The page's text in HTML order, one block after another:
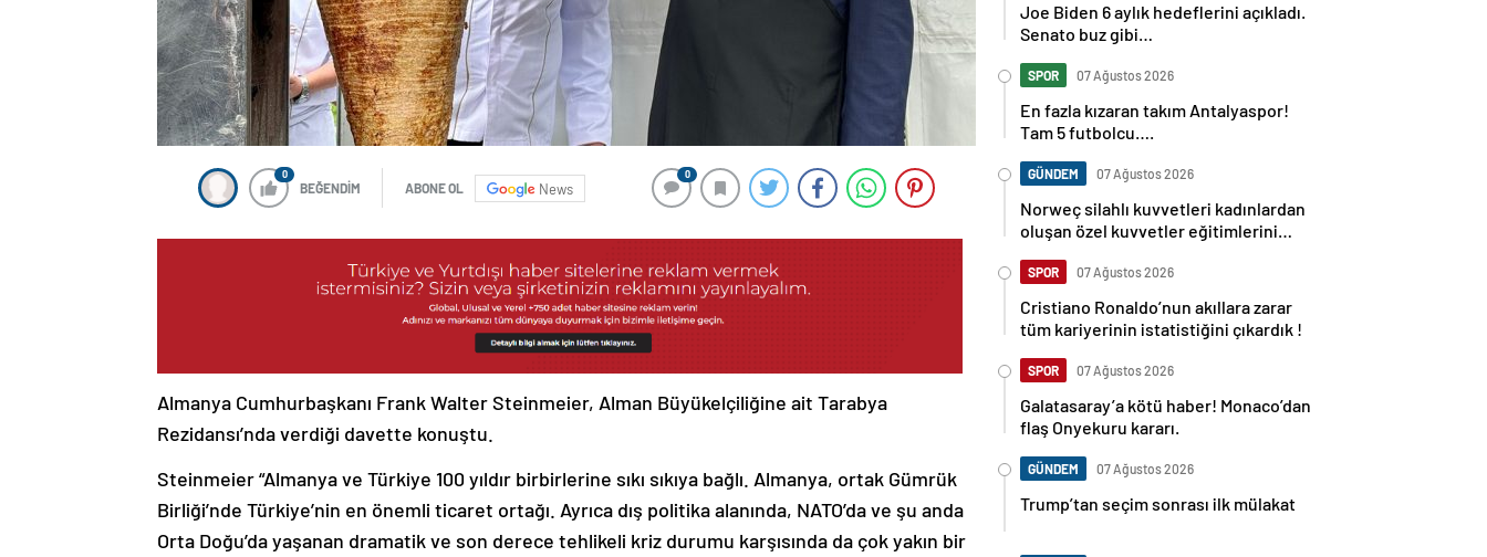
0
BEĞENDİM ABONE OL News
0
Almanya Cumhurbaşkanı Frank Walter Steinmeier, Alman Büyükelçiliğine ait Tarabya
Rezidansı’nda verdiği davette konuştu.
Steinmeier “Almanya ve Türkiye 100 yıldır birbirlerine sıkı sıkıya bağlı. Almanya, ortak Gümrük
Birliği’nde Türkiye’nin en önemli ticaret ortağı. Ayrıca dış politika alanında, NATO’da ve şu anda
Orta Doğu’da yaşanan dramatik ve son derece tehlikeli kriz durumu karşısında da çok yakın bir
Joe Biden 6 aylık hedeflerini açıkladı.
Senato buz gibi…
SPOR 07 Ağustos 2026
En fazla kızaran takım Antalyaspor!
Tam 5 futbolcu….
GÜNDEM 07 Ağustos 2026
Norweç silahlı kuvvetleri kadınlardan
oluşan özel kuvvetler eğitimlerini
SPOR 07 Ağustos 2026
Cristiano Ronaldo’nun akıllara zarar
tüm kariyerinin istatistiğini çıkardık !
SPOR 07 Ağustos 2026
Galatasaray’a kötü haber! Monaco’dan
flaş Onyekuru kararı.
GÜNDEM 07 Ağustos 2026
Trump’tan seçim sonrası ilk mülakat